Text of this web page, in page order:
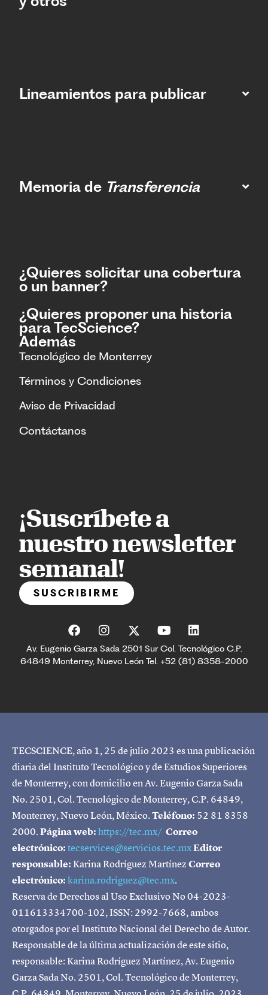
Lineamientos para publicar
Memoria de Transferencia
¿Quieres solicitar una cobertura
o un banner?
¿Quieres proponer una historia
para TecScience?
Además
Tecnológico de Monterrey
Términos y Condiciones
Aviso de Privacidad
Contáctanos
¡Suscríbete a
nuestro newsletter
semanal!
SUSCRIBIRME
Av. Eugenio Garza Sada 2501 Sur Col. Tecnológico C.P.
64849 Monterrey, Nuevo León Tel. +52 (81) 8358-2000
TECSCIENCE, año 1, 25 de julio 2023 es una publicación
diaria del Instituto Tecnológico y de Estudios Superiores
de Monterrey, con domicilio en Av. Eugenio Garza Sada
No. 2501, Col. Tecnológico de Monterrey, C.P. 64849,
Monterrey, Nuevo León, México.Teléfono: 52 81 8358
2000.Página web:https://tec.mx/ Correo
electrónico:tecservices@servicios.tec.mxEditor
responsable:Karina Rodríguez MartínezCorreo
electrónico:karina.rodriguez@tec.mx.
Reserva de Derechos al Uso Exclusivo No 04-2023-
011613334700-102, ISSN: 2992-7668, ambos
otorgados por el Instituto Nacional del Derecho de Autor.
Responsable de la última actualización de este sitio,
responsable: Karina Rodríguez Martínez, Av. Eugenio
Garza Sada No. 2501, Col. Tecnológico de Monterrey,